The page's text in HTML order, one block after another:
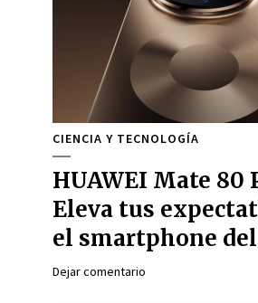
CIENCIA Y TECNOLOGÍA
HUAWEI Mate 80
Eleva tus
el smartphone
Dejar comentario